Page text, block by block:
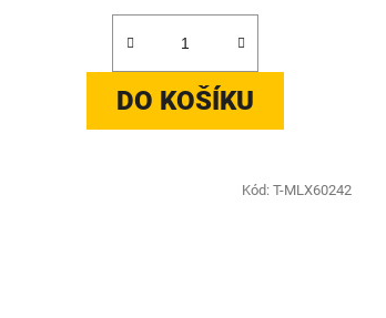
DO KOŠÍKU
Kód: T-MLX60242